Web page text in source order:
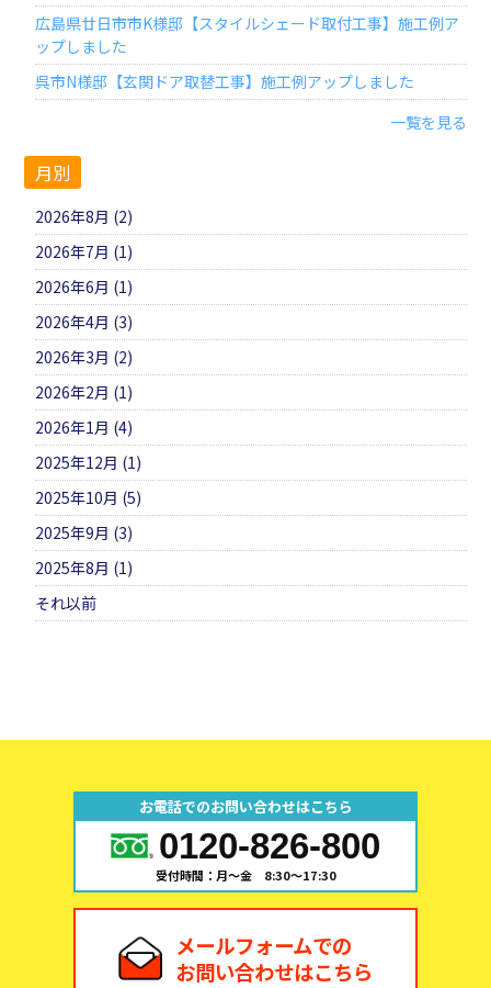
広島県廿日市市K様邸【スタイルシェード取付工事】施工例ア
ップしました
呉市N様邸【玄関ドア取替工事】施工例アップしました
一覧を見る
月別
2026年8月 (2)
2026年7月 (1)
2026年6月 (1)
2026年4月 (3)
2026年3月 (2)
2026年2月 (1)
2026年1月 (4)
2025年12月 (1)
2025年10月 (5)
2025年9月 (3)
2025年8月 (1)
それ以前
お電話でのお問い合わせはこちら
0120-826-800
受付時間：月～金 8:30～17:30
メールフォームでの
お問い合わせはこちら